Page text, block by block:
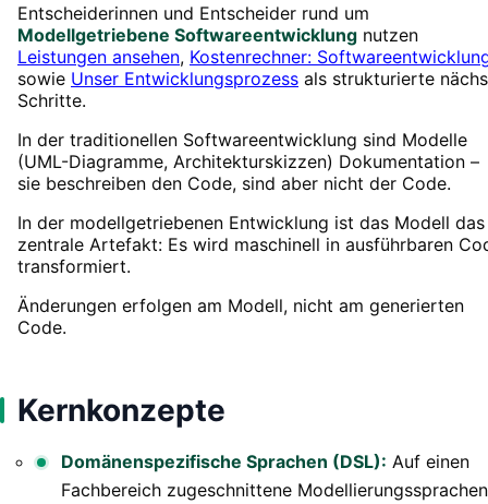
Entscheiderinnen und Entscheider rund um
Modellgetriebene Softwareentwicklung nutzen
Leistungen ansehen, Kostenrechner:
sowie Unser Entwicklungsprozess als strukturierte
Schritte.
In der traditionellen Softwareentwicklung sind Modelle
(UML-Diagramme, Architekturskizzen) Dokumentation –
sie beschreiben den Code, sind aber nicht der Code.
In der modellgetriebenen Entwicklung ist das Modell das
zentrale Artefakt: Es wird maschinell in ausführbaren
transformiert.
Änderungen erfolgen am Modell, nicht am generierten
Code.
Kernkonzepte
Domänenspezifische Sprachen (DSL): Auf einen
Fachbereich zugeschnittene